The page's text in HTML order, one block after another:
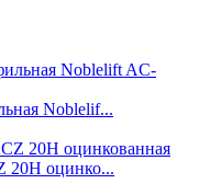
Noblelif...
20H оцинко...